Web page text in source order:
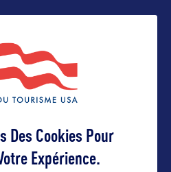
Des Cookies Pour
Expérience.